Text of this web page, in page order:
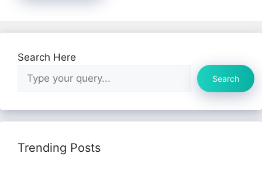
Search Here
Search
Trending Posts